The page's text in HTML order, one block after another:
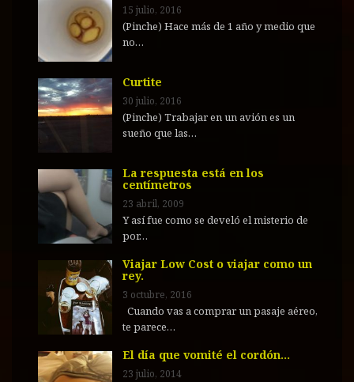
15 julio, 2016
(Pinche) Hace más de 1 año y medio que
no…
Curtite
30 julio, 2016
(Pinche) Trabajar en un avión es un
sueño que las…
La respuesta está en los
centímetros
23 abril, 2009
Y así fue como se develó el misterio de
por…
Viajar Low Cost o viajar como un
rey.
3 octubre, 2016
Cuando vas a comprar un pasaje aéreo,
te parece…
El día que vomité el cordón…
23 julio, 2014